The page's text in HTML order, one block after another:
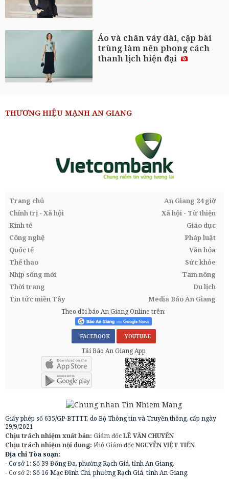
Áo và chân váy dài, cặp bài
trùng làm nên phong cách
thanh lịch hiện đại
THƯƠNG HIỆU MẠNH AN GIANG
Trang chủ
An Giang 24 giờ
Chính trị - Xã hội
Xã hội - Từ thiện
Kinh tế
Giáo dục
Công nghệ
Pháp luật
Quốc tế
Văn hóa
Thể thao
Sức khỏe
Nhịp sống mới
Tam nông
Thời trang
Du lịch
Tin tức miền Tây
Media Báo An Giang
Theo dõi báo An Giang Online trên:
FACEBOOK YOUTUBE
Tải Báo An Giang App
Giấy phép số 635/GP-BTTTT, do Bộ Thông tin và Truyền thông, cấp ngày
29/9/2021
Chịu trách nhiệm xuất bản: Giám đốcLÊ VĂN CHUYỂN
Chịu trách nhiệm nội dung: Phó Giám đốcNGUYỄN VIỆT TIẾN
Địa chỉ Tòa soạn:
- Cơ sở 1: Số 39 Đống Đa, phường Rạch Giá, tỉnh An Giang.
- Cơ sở 2: Số 16 Mạc Đĩnh Chi, phường Rạch Giá, tỉnh An Giang.